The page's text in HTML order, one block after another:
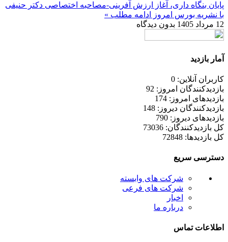
پایان بنگاه داری، آغاز ارزش آفرینی-مصاحبه اختصاصی دکتر حنیفی
با نشریه بورس امروز
ادامه مطلب »
12 مرداد 1405
بدون دیدگاه
آمار بازدید
کاربران آنلاین: 0
بازدیدکنندگان امروز: 92
بازدیدهای امروز: 174
بازدیدکنندگان دیروز: 148
بازدیدهای دیروز: 790
کل بازدیدکنند‌گان: 73036
کل بازدیدها: 72848
دسترسی سریع
شرکت های وابسته
شرکت های فرعی
اخبار
درباره ما
اطلاعات تماس